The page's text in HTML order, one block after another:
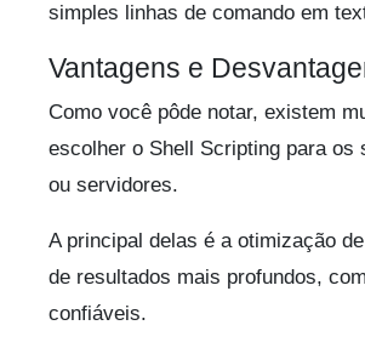
simples linhas de comando em
Vantagens e
Como você pôde notar, existem
escolher o Shell Scripting para os
ou servidores.
A principal delas é a otimização
de resultados mais profundos,
confiáveis.